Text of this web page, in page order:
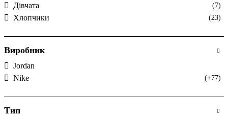
Дівчата (7)
Хлопчики (23)
Виробник
Jordan
Nike
(+77)
Тип